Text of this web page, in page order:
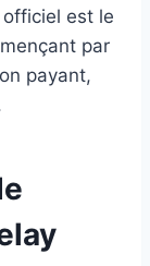
est le
par
payant,